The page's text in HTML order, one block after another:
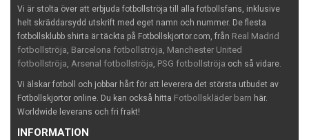
Vi är stolta över att erbjuda fotbollströja till alla fotbollsfans, inklusive
helt skräddarsydd utskrift med eget namn och nummer. De flesta
fotbollsklubb shirta är täckta på Fotbollskjortor.com, från Real Madrid
fotbollströja, Barcelona fotbollströja, Manchester United
fotbollströja, Arsenal fotbollströja, PSG fotbollströja och så vidare.
Vi älskar fotboll och jobbar hårt för att leverera det största utbudet av
Fotbollskjortor online. Du kan också hitta Fotbollskläder barn här.
Worldwide leverans och fri frakt!
INFORMATION